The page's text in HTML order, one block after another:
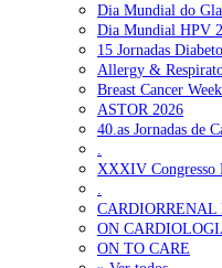
ULS de Coimbra estreia
apoio robótico em
Enfermeiros exigem
privada da ULS do
Ordem dos Médicos
a consultas e cirurgias 7
Portugal está a formar os
2026
Dia Mundial do
Dia Mundial HPV
15 Jornadas
Allergy &
Breast Cancer
ASTOR 2026
40.as Jornadas de
.
XXXIV Congresso
.
ON
ON TO CARE